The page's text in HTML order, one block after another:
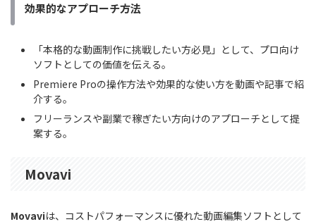
効果的なアプローチ方法
「本格的な動画制作に挑戦したい方必見」として、プロ向け
ソフトとしての価値を伝える。
Premiere Proの操作方法や効果的な使い方を動画や記事で紹
介する。
フリーランスや副業で稼ぎたい方向けのアプローチとして提
案する。
Movavi
Movaviは、コストパフォーマンスに優れた動画編集ソフトとして